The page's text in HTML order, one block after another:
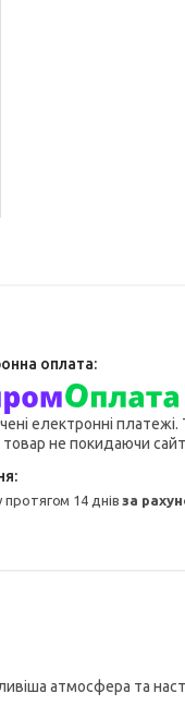
електронні
не покидаючи
протягом 14 днівза
атмосфера та